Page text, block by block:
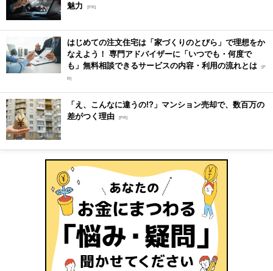
魅力
[PR]
はじめての注文住宅は「家づくりのとびら」で理想をか
なえよう！ 専門アドバイザーに「いつでも・何度で
も」無料相談できるサービスの内容・利用の流れとは [P
R]
「え、こんなに違うの!?」マンション売却で、数百万の
差がつく理由 [PR]